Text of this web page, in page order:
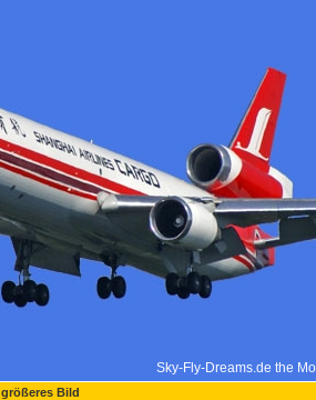
Sky-Fly-Dreams.de the
größeres Bild